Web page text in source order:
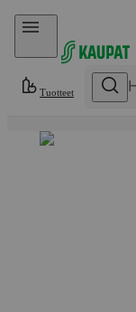
Hyppää sisältöön
Tuotteet